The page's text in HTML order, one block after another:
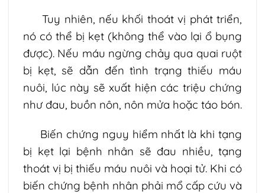
Tuy nhiên, nếu khối thoát vị phát triển,
nó có thể bị kẹt (không thể vào lại ổ bụng
được). Nếu máu ngừng chảy qua quai ruột
bị kẹt, sẽ dẫn đến tình trạng thiếu máu
nuôi, lúc này sẽ xuất hiện các triệu chứng
như đau, buồn nôn, nôn mửa hoặc táo bón.
Biến chứng nguy hiểm nhất là khi tạng
bị kẹt lại bệnh nhân sẽ đau nhiều, tạng
thoát vị bị thiếu máu nuôi và hoại tử. Khi có
biến chứng bệnh nhân phải mổ cấp cứu và